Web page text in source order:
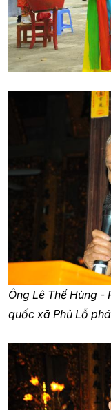
Ông Lê Thế Hùng -
quốc xã Phủ Lỗ